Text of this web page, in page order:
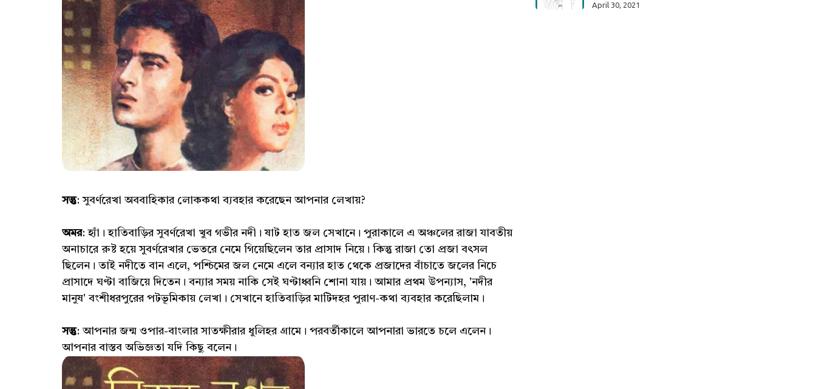
সন্তু: সুবর্ণরেখা অববাহিকার লোককথা ব্যবহার করেছেন আপনার লেখায়?
অমর: হ্যাঁ। হাতিবাড়ির সুবর্ণরেখা খুব গভীর নদী। ষাট হাত জল সেখানে। পুরাকালে এ অঞ্চলের রাজা যাবতীয়
অনাচারে রুষ্ট হয়ে সুবর্ণরেখার ভেতরে নেমে গিয়েছিলেন তার প্রাসাদ নিয়ে। কিন্তু রাজা তো প্রজা বৎসল
ছিলেন। তাই নদীতে বান এলে, পশ্চিমের জল নেমে এলে বন্যার হাত থেকে প্রজাদের বাঁচাতে জলের নিচে
প্রাসাদে ঘণ্টা বাজিয়ে দিতেন। বন্যার সময় নাকি সেই ঘণ্টাধ্বনি শোনা যায়। আমার প্রথম উপন্যাস, 'নদীর
মানুষ' বংশীধরপুরের পটভূমিকায় লেখা। সেখানে হাতিবাড়ির মাটিদহর পুরাণ-কথা ব্যবহার করেছিলাম।
সন্তু: আপনার জন্ম ওপার-বাংলার সাতক্ষীরার ধুলিহর গ্রামে। পরবর্তীকালে আপনারা ভারতে চলে এলেন।
আপনার বাস্তব অভিজ্ঞতা যদি কিছু বলেন।
April 30, 2021